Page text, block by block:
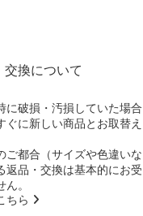
交換について
に破損・汚損していた場合
ぐに新しい商品とお取替え
ご都合（サイズや色違いな
返品・交換は基本的にお受
。
ちら